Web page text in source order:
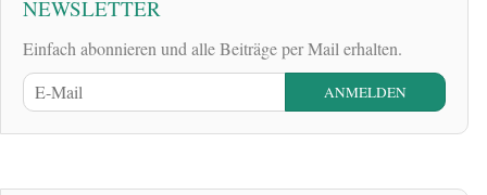
NEWSLETTER
Einfach abonnieren und alle Beiträge per Mail erhalten.